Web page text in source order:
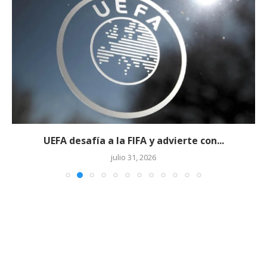
UEFA desafía a la FIFA y advierte con...
julio 31, 2026